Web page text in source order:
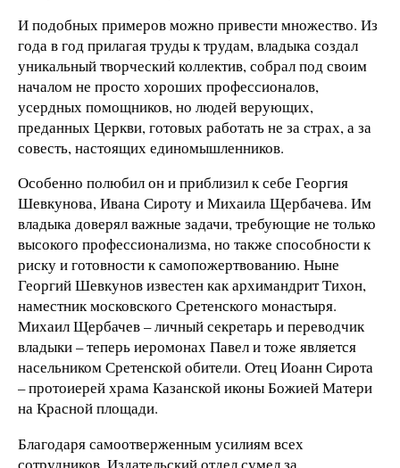
И подобных примеров можно привести множество. Из
года в год прилагая труды к трудам, владыка создал
уникальный творческий коллектив, собрал под своим
началом не просто хороших профессионалов,
усердных помощников, но людей верующих,
преданных Церкви, готовых работать не за страх, а за
совесть, настоящих единомышленников.
Особенно полюбил он и приблизил к себе Георгия
Шевкунова, Ивана Сироту и Михаила Щербачева. Им
владыка доверял важные задачи, требующие не только
высокого профессионализма, но также способности к
риску и готовности к самопожертвованию. Ныне
Георгий Шевкунов известен как архимандрит Тихон,
наместник московского Сретенского монастыря.
Михаил Щербачев – личный секретарь и переводчик
владыки – теперь иеромонах Павел и тоже является
насельником Сретенской обители. Отец Иоанн Сирота
– протоиерей храма Казанской иконы Божией Матери
на Красной площади.
Благодаря самоотверженным усилиям всех